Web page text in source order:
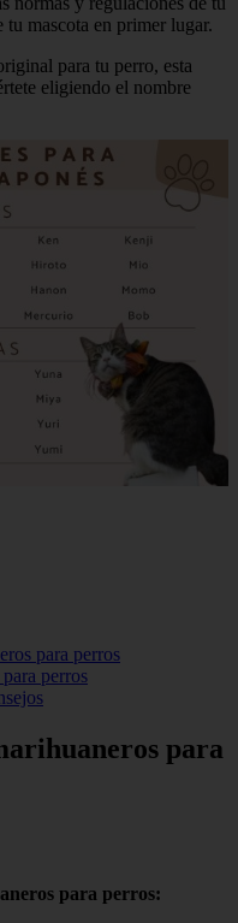
mascota en primer lugar.
para tu perro, esta
eligiendo el nombre
para perros
perros
para
para perros: